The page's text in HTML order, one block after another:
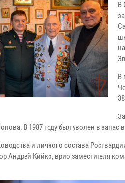
В
В
В 1987 году был уволен в запас
и личного состава
Андрей Кийко, врио заместителя